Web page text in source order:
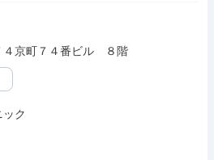
４京町７４番ビル　８階
ク